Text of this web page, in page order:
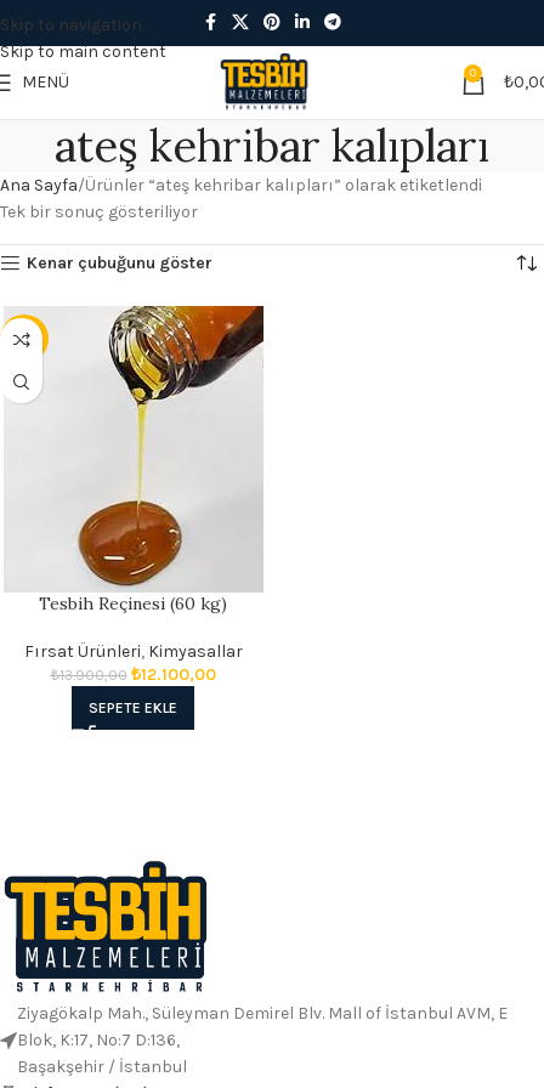
Skip to navigation
Skip to main content
MENÜ
0 ₺
ateş kehribar kalıpları
Ana Sayfa Ürünler “ateş kehribar kalıpları” olarak etiketlendi
Tek bir sonuç gösteriliyor
Kenar çubuğunu göster
- 13%
Tesbih Reçinesi (60 kg)
Fırsat Ürünleri, Kimyasallar
₺13.900,00 ₺12.100,00
SEPETE EKLE
Ziyagökalp Mah., Süleyman Demirel Blv. Mall of İstanbul AVM, E
Blok, K:17, No:7 D:136,
Başakşehir / İstanbul